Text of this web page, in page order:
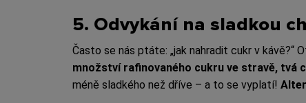
5. Odvykání na sladkou
Často se nás ptáte: „jak nahradit cukr v kávě?“
množství rafinovaného cukru ve stravě, tvá
méně sladkého než dříve – a to se vyplatí!